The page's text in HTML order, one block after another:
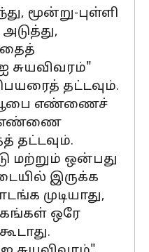
மூன்று-புள்ளி
சுயவிவரம்"
தட்டவும்.
எண்ணைச்
எண்ணை
தட்டவும்.
மற்றும் ஒன்பது
இருக்க
முடியாது,
ஒரே